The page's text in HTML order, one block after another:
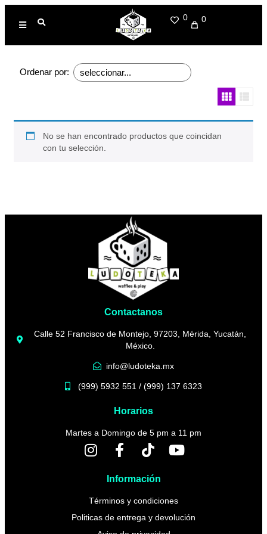
0 0
Ordenar por:
No se han encontrado productos que coincidan
con tu selección.
Contactanos
Calle 52 Francisco de Montejo, 97203, Mérida, Yucatán,
México.
info@ludoteka.mx
(999) 5932 551 / (999) 137 6323
Horarios
Martes a Domingo de 5 pm a 11 pm
Información
Términos y condiciones
Politicas de entrega y devolución